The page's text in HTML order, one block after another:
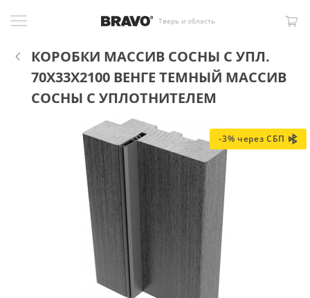
Тверь и область
КОРОБКИ МАССИВ СОСНЫ С УПЛ.
70X33X2100 ВЕНГЕ ТЕМНЫЙ МАССИВ
СОСНЫ С УПЛОТНИТЕЛЕМ
-3% через СБП